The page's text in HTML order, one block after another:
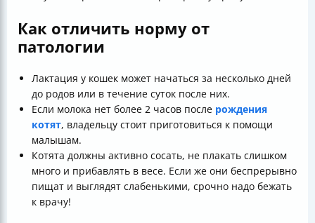
Как отличить норму от
патологии
Лактация у кошек может начаться за несколько дней
до родов или в течение суток после них.
Если молока нет более 2 часов после рождения
котят, владельцу стоит приготовиться к помощи
малышам.
Котята должны активно сосать, не плакать слишком
много и прибавлять в весе. Если же они беспрерывно
пищат и выглядят слабенькими, срочно надо бежать
к врачу!